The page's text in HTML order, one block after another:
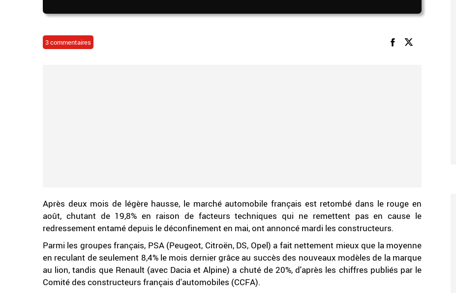
3 commentaires
Après deux mois de légère hausse, le marché automobile français est retombé dans le rouge en
août, chutant de 19,8% en raison de facteurs techniques qui ne remettent pas en cause le
redressement entamé depuis le déconfinement en mai, ont annoncé mardi les constructeurs.
Parmi les groupes français, PSA (Peugeot, Citroën, DS, Opel) a fait nettement mieux que la moyenne
en reculant de seulement 8,4% le mois dernier grâce au succès des nouveaux modèles de la marque
au lion, tandis que Renault (avec Dacia et Alpine) a chuté de 20%, d'après les chiffres publiés par le
Comité des constructeurs français d'automobiles (CCFA).